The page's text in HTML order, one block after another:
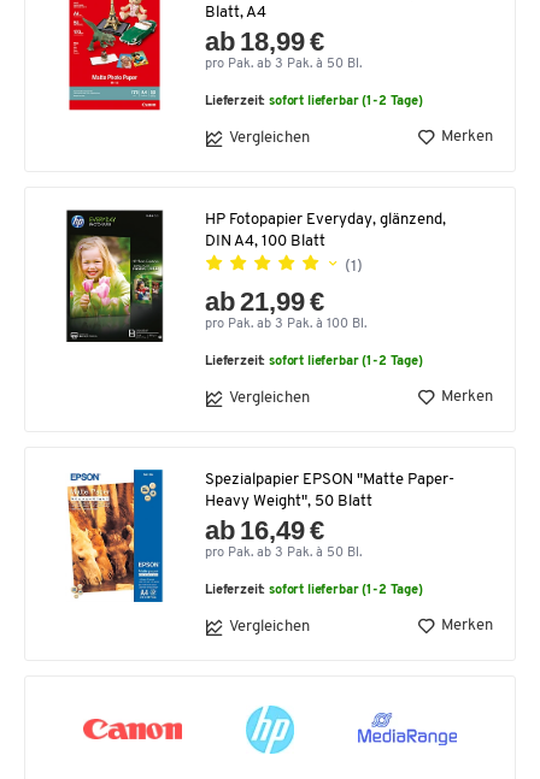
Blatt, A4
ab 18,99 €
pro Pak. ab 3 Pak. à 50 Bl.
Lieferzeit:sofort lieferbar (1-2 Tage)
Vergleichen Merken
HP Fotopapier Everyday, glänzend,
DIN A4, 100 Blatt
(1)
ab 21,99 €
pro Pak. ab 3 Pak. à 100 Bl.
Lieferzeit:sofort lieferbar (1-2 Tage)
Vergleichen Merken
Spezialpapier EPSON "Matte Paper-
Heavy Weight", 50 Blatt
ab 16,49 €
pro Pak. ab 3 Pak. à 50 Bl.
Lieferzeit:sofort lieferbar (1-2 Tage)
Vergleichen Merken